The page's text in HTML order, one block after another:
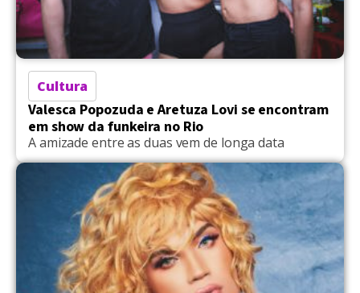
Cultura
Valesca Popozuda e Aretuza Lovi se encontram
em show da funkeira no Rio
A amizade entre as duas vem de longa data